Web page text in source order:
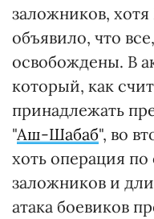
заложников,
объявило, что
освобождены. В
который, как
принадлежать
"Аш-Шабаб", во
хоть операция
заложников и
атака боевиков